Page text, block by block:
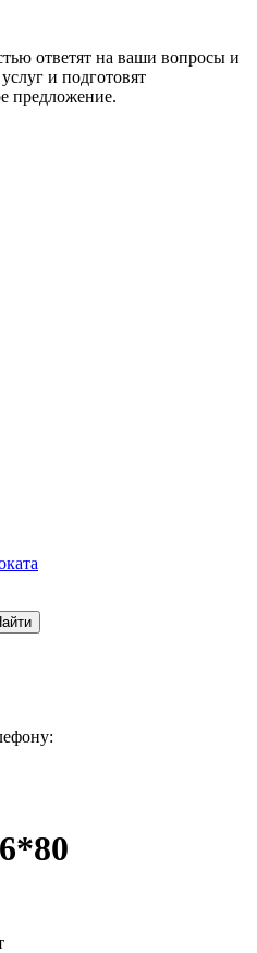
ответят на ваши вопросы и
и подготовят
предложение.